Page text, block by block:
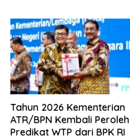
Secara Utuh
Tahun 2026 Kementerian
ATR/BPN Kembali Peroleh
Predikat WTP dari BPK RI